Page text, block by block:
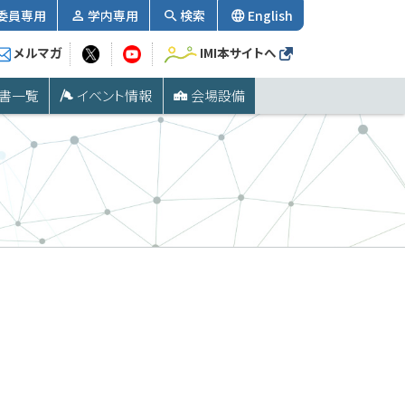
一覧 イベント情報 会場設備
員専用 学内専用 検索 English
メルマガ IMI本サイトへ